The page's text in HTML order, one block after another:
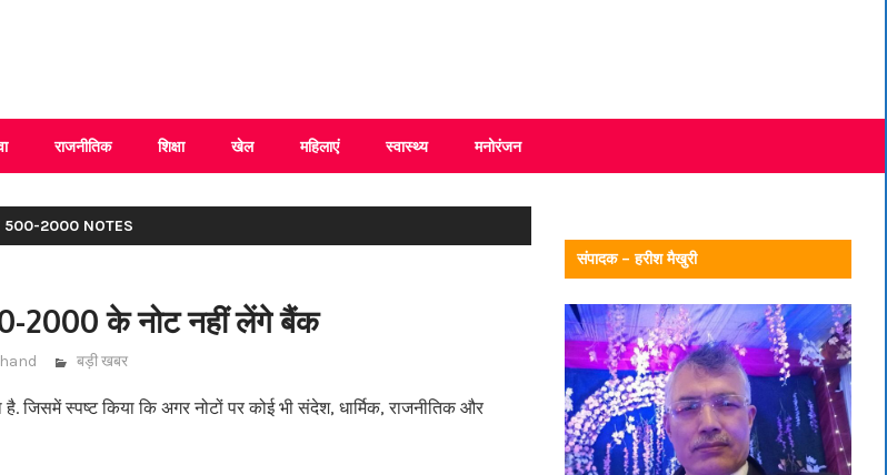
राजनीतिक शिक्षा खेल महिलाएं स्वास्थ्य मनोरंजन
500-2000 NOTES
2000 के नोट नहीं लेंगे बैंक
बड़ी खबर
जिसमें स्पष्ट किया कि अगर नोटों पर कोई भी संदेश, धार्मिक, राजनीतिक और
संपादक – हरीश मैखुरी